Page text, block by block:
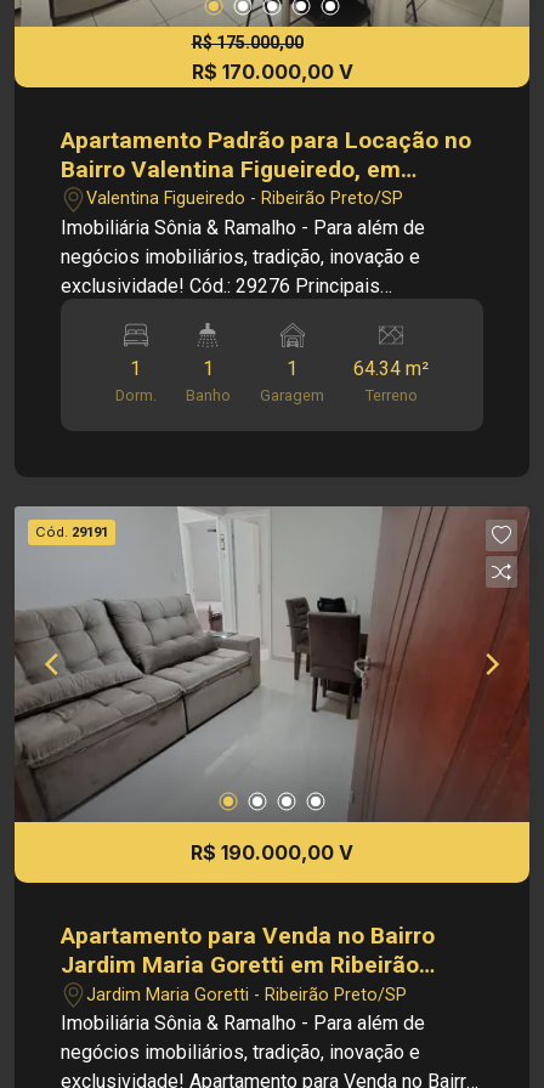
R$ 175.000,00
R$ 170.000,00 V
Apartamento Padrão para Locação no
Bairro Valentina Figueiredo, em
Ribeirão Preto
Valentina Figueiredo - Ribeirão Preto/SP
Imobiliária Sônia & Ramalho - Para além de
negócios imobiliários, tradição, inovação e
exclusividade! Cód.: 29276 Principais
Bairro Valentina Figueiredo - Vitta Via Norte 1 -
Sala - Cozinha - 01 Dormitório - 01 Banheiro
Social - Área de Serviço - 01 Vaga de Garagem
Dimensões: - 64,34 m² de Área Terreno - 42,80
Lojas. - Ventilador - Box Blindex - Armários - Ar
Condicionado - Cooktop - Coifa - Mesa com
adega acoplada - Espelho Principais
Informações do Condomínio: - Portaria 24 Horas
Facial - Salão de Festas - Piscina -
Brinquedoteca - Churrasqueira - Quadra
Poliesportiva - Quadra de Areia Investimento de
Locação: R$ 800,00 Investimento de Venda: R$
170.000,00 Investimento de Condomínio: R$
350,00 Investimento de IPTU: R$ 49,50 Obs.: a
imobiliária se reserva o direito de alterar qualquer
informação referente a valores, dados e
disponibilidade de seus imóveis, sem aviso
1
Dorm.
1
Banho
1
Garagem
64.34 m²
Terreno
Cód. 29191
R$ 190.000,00 V
Apartamento para Venda no Bairro
Jardim Maria Goretti em Ribeirão
Preto/SP.
Jardim Maria Goretti - Ribeirão Preto/SP
Imobiliária Sônia & Ramalho - Para além de
negócios imobiliários, tradição, inovação e
exclusividade! Apartamento para Venda no Bairro